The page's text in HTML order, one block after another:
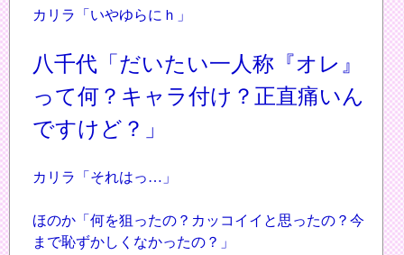
カリラ「いやゆらにｈ」
八千代「だいたい一人称『オレ』
って何？キャラ付け？正直痛いん
ですけど？」
カリラ「それはっ…」
ほのか「何を狙ったの？カッコイイと思ったの？今
まで恥ずかしくなかったの？」